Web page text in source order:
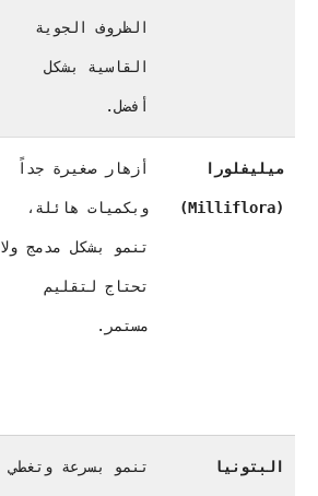
الظروف الجوية
القاسية بشكل
أفضل.
ميليفلورا
(Milliflora)
أزهار صغيرة جداً
وبكميات هائلة،
تنمو بشكل مدمج ولا
تحتاج لتقليم
مستمر.
البتونيا تنمو بسرعة وتغطي